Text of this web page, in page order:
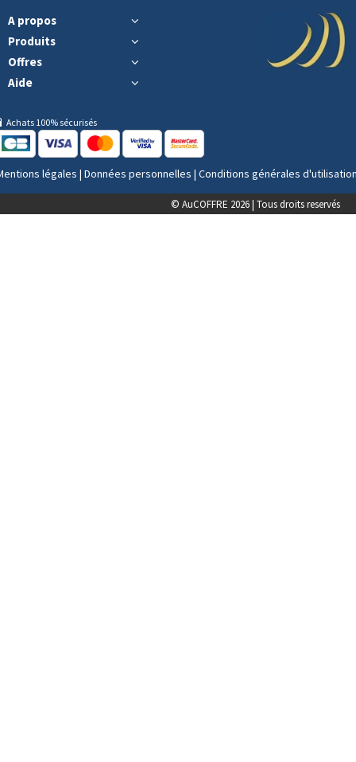
A propos
Produits
Offres
Aide
Achats 100% sécurisés
légales | Données personnelles | Conditions générales
© AuCOFFRE 2026 | Tous droits reservés